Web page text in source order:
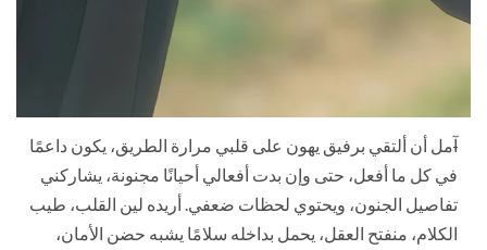
آمل أن ألتقي برفيق يهون على قلبي مرارة الطريق، يكون داعمًا
في كل ما أفعل، حتى وإن بدت أفعالي أحيانًا مجنونة، يشاركني
تفاصيل الجنون، ويحتوي لحظات ضعفي. أريده لين القلب، طيب
الكلام، منفتح العقل، يحمل بداخله سلامًا يشبه حضن الأمان،